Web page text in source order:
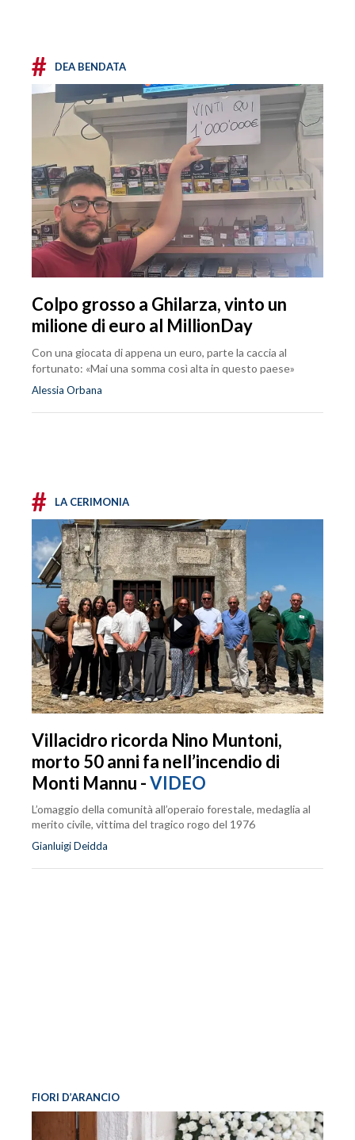
# DEA BENDATA
Colpo grosso a Ghilarza, vinto un
milione di euro al MillionDay
Con una giocata di appena un euro, parte la caccia al
fortunato: «Mai una somma così alta in questo paese»
Alessia Orbana
# LA CERIMONIA
Villacidro ricorda Nino Muntoni,
morto 50 anni fa nell’incendio di
Monti Mannu -VIDEO
L’omaggio della comunità all’operaio forestale, medaglia al
merito civile, vittima del tragico rogo del 1976
Gianluigi Deidda
FIORI D’ARANCIO